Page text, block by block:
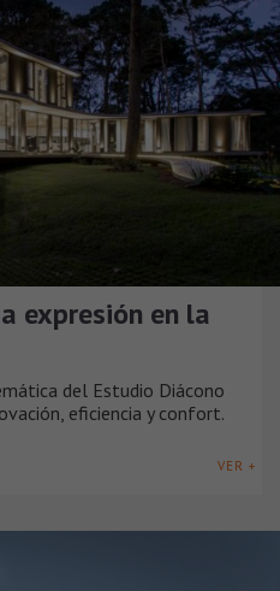
expresión en la
del Estudio Diácono
eficiencia y confort.
VER +